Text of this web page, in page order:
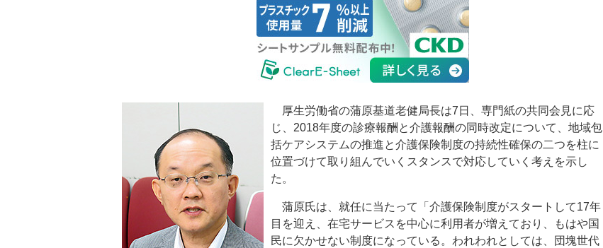
厚生労働省の蒲原基道老健局長は7日、専門紙の共同会見に応
じ、2018年度の診療報酬と介護報酬の同時改定について、地域包
括ケアシステムの推進と介護保険制度の持続性確保の二つを柱に
位置づけて取り組んでいくスタンスで対応していく考えを示し
た。
蒲原氏は、就任に当たって「介護保険制度がスタートして17年
目を迎え、在宅サービスを中心に利用者が増えており、もはや国
民に欠かせない制度になっている。われわれとしては、団塊世代